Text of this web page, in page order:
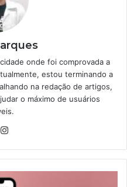
onde foi comprovada a
estou terminando a
na redação de artigos,
o máximo de usuários
Facebook